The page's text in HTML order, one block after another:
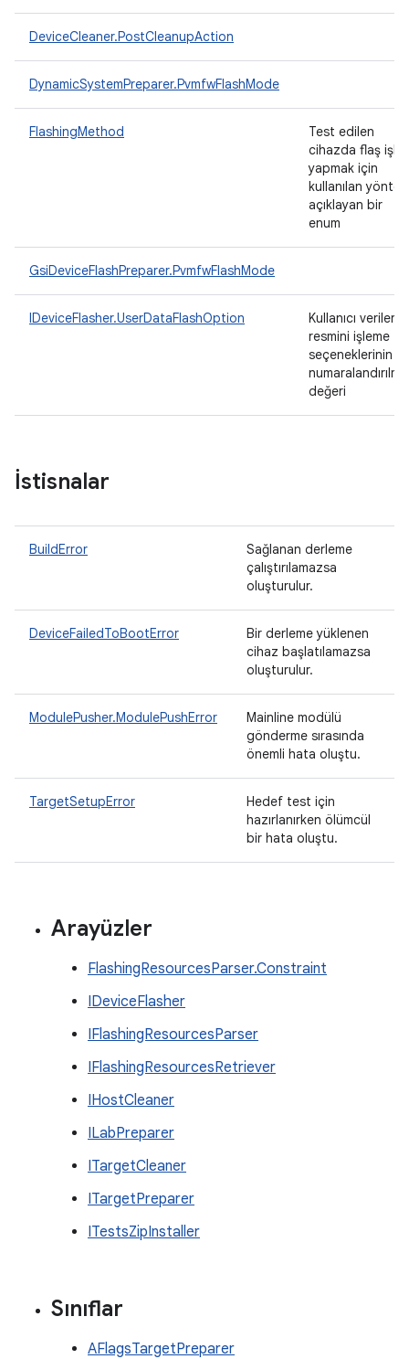
DeviceCleaner.PostCleanupAction
DynamicSystemPreparer.PvmfwFlashMode
FlashingMethod
Test edilen
cihazda flaş
yapmak için
kullanılan
açıklayan bir
enum
GsiDeviceFlashPreparer.PvmfwFlashMode
IDeviceFlasher.UserDataFlashOption
Kullanıcı verileri
resmini işleme
seçeneklerinin
numaralandırılmış
değeri
İstisnalar
BuildError
Sağlanan derleme
çalıştırılamazsa
oluşturulur.
DeviceFailedToBootError
Bir derleme yüklenen
cihaz başlatılamazsa
oluşturulur.
ModulePusher.ModulePushError
Mainline modülü
gönderme sırasında
önemli hata oluştu.
TargetSetupError
Hedef test için
hazırlanırken ölümcül
bir hata oluştu.
Arayüzler
FlashingResourcesParser.Constraint
IDeviceFlasher
IFlashingResourcesParser
IFlashingResourcesRetriever
IHostCleaner
ILabPreparer
ITargetCleaner
ITargetPreparer
ITestsZipInstaller
Sınıflar
AFlagsTargetPreparer